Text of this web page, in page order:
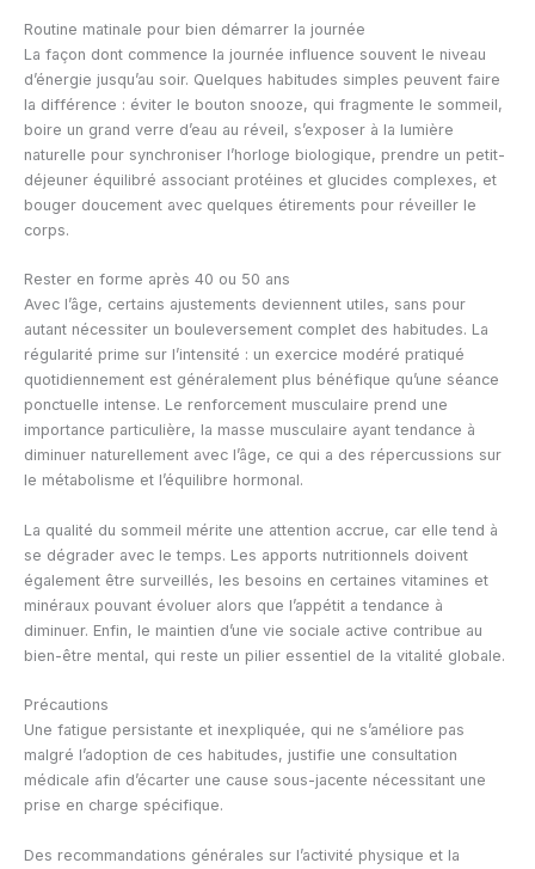
Routine matinale pour bien démarrer la journée
La façon dont commence la journée influence souvent le niveau
d’énergie jusqu’au soir. Quelques habitudes simples peuvent faire
la différence : éviter le bouton snooze, qui fragmente le sommeil,
boire un grand verre d’eau au réveil, s’exposer à la lumière
naturelle pour synchroniser l’horloge biologique, prendre un petit-
déjeuner équilibré associant protéines et glucides complexes, et
bouger doucement avec quelques étirements pour réveiller le
corps.
Rester en forme après 40 ou 50 ans
Avec l’âge, certains ajustements deviennent utiles, sans pour
autant nécessiter un bouleversement complet des habitudes. La
régularité prime sur l’intensité : un exercice modéré pratiqué
quotidiennement est généralement plus bénéfique qu’une séance
ponctuelle intense. Le renforcement musculaire prend une
importance particulière, la masse musculaire ayant tendance à
diminuer naturellement avec l’âge, ce qui a des répercussions sur
le métabolisme et l’équilibre hormonal.
La qualité du sommeil mérite une attention accrue, car elle tend à
se dégrader avec le temps. Les apports nutritionnels doivent
également être surveillés, les besoins en certaines vitamines et
minéraux pouvant évoluer alors que l’appétit a tendance à
diminuer. Enfin, le maintien d’une vie sociale active contribue au
bien-être mental, qui reste un pilier essentiel de la vitalité globale.
Précautions
Une fatigue persistante et inexpliquée, qui ne s’améliore pas
malgré l’adoption de ces habitudes, justifie une consultation
médicale afin d’écarter une cause sous-jacente nécessitant une
prise en charge spécifique.
Des recommandations générales sur l’activité physique et la